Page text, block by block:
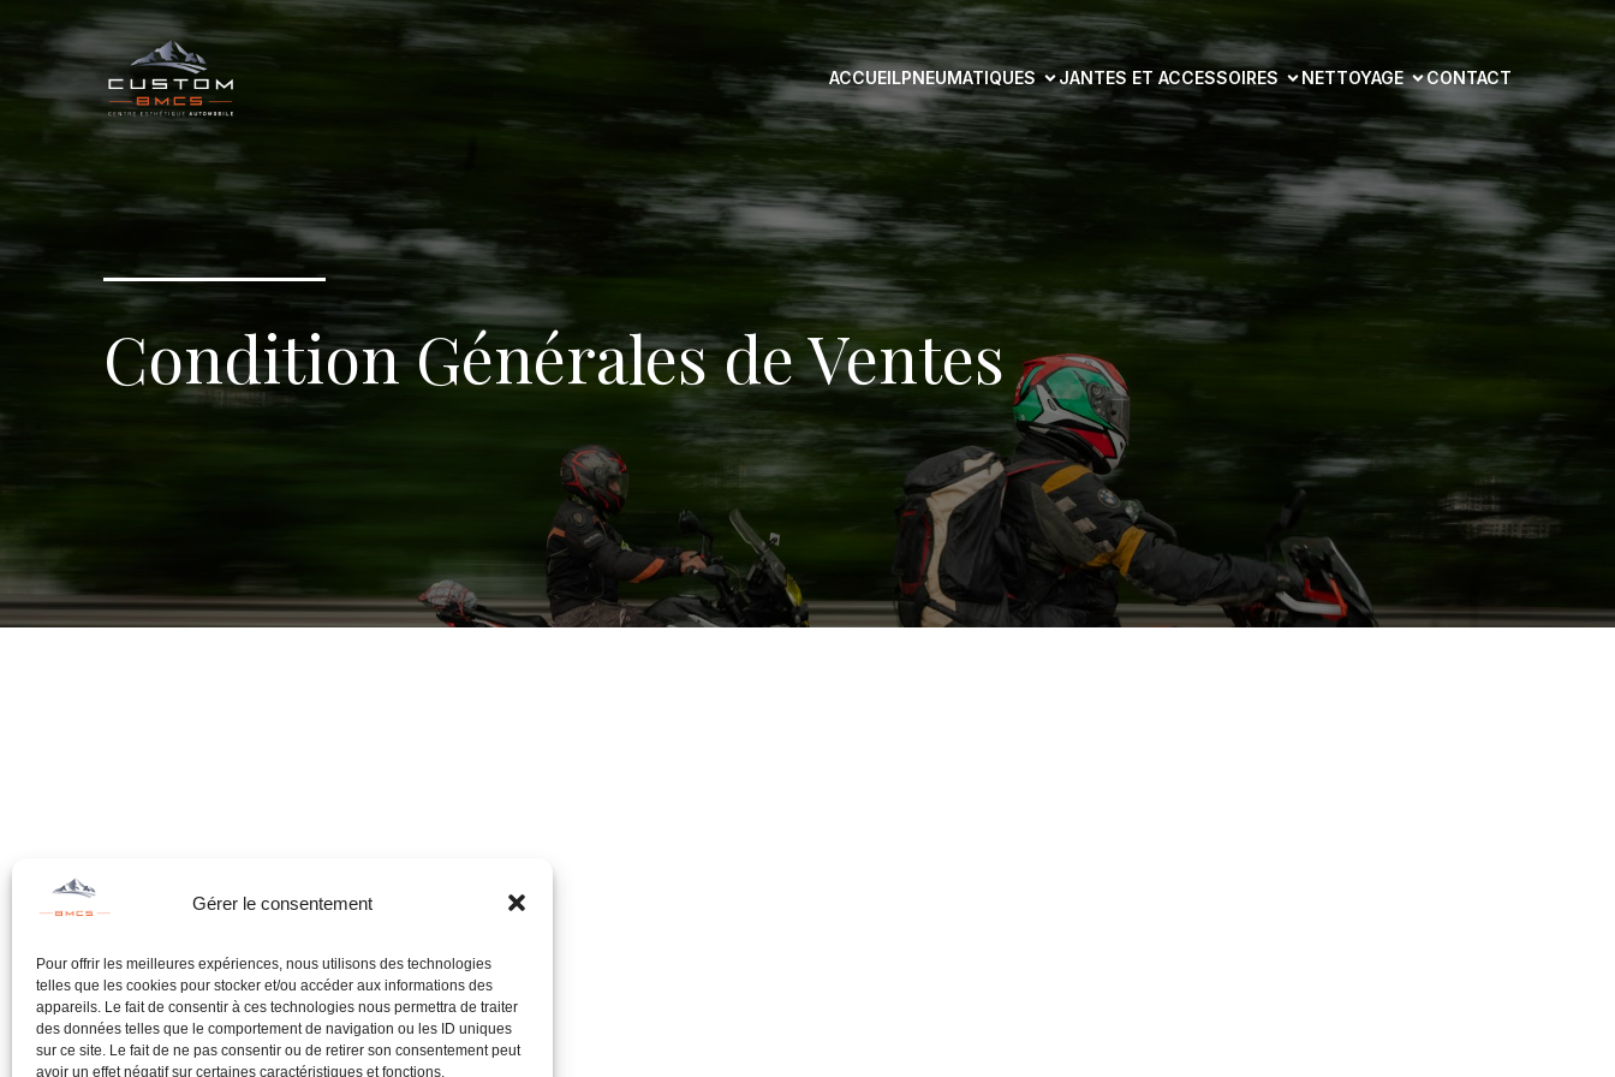
Gérer le consentement
Pour offrir les meilleures expériences, nous utilisons des technologies
telles que les cookies pour stocker et/ou accéder aux informations des
appareils. Le fait de consentir à ces technologies nous permettra de traiter
des données telles que le comportement de navigation ou les ID uniques
sur ce site. Le fait de ne pas consentir ou de retirer son consentement peut
avoir un effet négatif sur certaines caractéristiques et fonctions.
ACCUEILPNEUMATIQUES JANTES ET ACCESSOIRES NETTOYAGE CONTACT
Condition Générales de Ventes